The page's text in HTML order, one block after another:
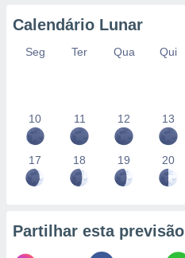
Calendário Lunar
Seg Ter Qua Qui
10 11 12 13
17 18 19 20
Partilhar esta previsão